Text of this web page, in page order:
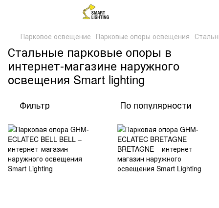
Парковое освещение Парковые опоры освещения
Стальные парковые опоры в
интернет-магазине наружного
освещения Smart lighting
Фильтр По популярности